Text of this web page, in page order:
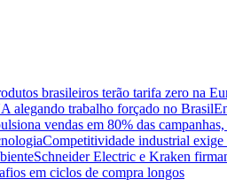
brasileiros terão tarifa zero na
alegando trabalho forçado no Brasil
vendas em 80% das
Competitividade industrial
Schneider Electric e Kraken
em ciclos de compra longos